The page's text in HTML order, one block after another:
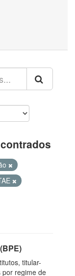
titular-
por regime de